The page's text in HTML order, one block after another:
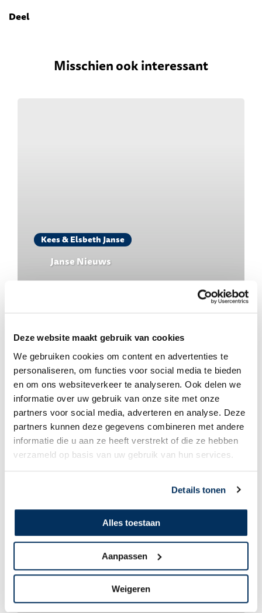
Deze website maakt gebruik van cookies
We gebruiken cookies om content en advertenties te
personaliseren, om functies voor social media te bieden
en om ons websiteverkeer te analyseren. Ook delen we
informatie over uw gebruik van onze site met onze
partners voor social media, adverteren en analyse. Deze
partners kunnen deze gegevens combineren met andere
informatie die u aan ze heeft verstrekt of die ze hebben
verzameld op basis van uw gebruik van hun services.
Details tonen
Alles toestaan
Aanpassen
Weigeren
Deel
Misschien ook interessant
Kees & Elsbeth Janse
Janse Nieuws
Kees & Elsbeth Janse